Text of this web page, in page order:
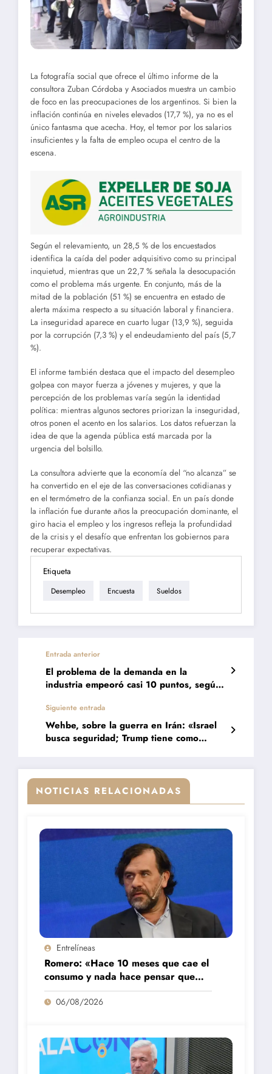
La fotografía social que ofrece el último informe de la
consultora Zuban Córdoba y Asociados muestra un cambio
de foco en las preocupaciones de los argentinos. Si bien la
inflación continúa en niveles elevados (17,7 %), ya no es el
único fantasma que acecha. Hoy, el temor por los salarios
insuficientes y la falta de empleo ocupa el centro de la
escena.
Según el relevamiento, un 28,5 % de los encuestados
identifica la caída del poder adquisitivo como su principal
inquietud, mientras que un 22,7 % señala la desocupación
como el problema más urgente. En conjunto, más de la
mitad de la población (51 %) se encuentra en estado de
alerta máxima respecto a su situación laboral y financiera.
La inseguridad aparece en cuarto lugar (13,9 %), seguida
por la corrupción (7,3 %) y el endeudamiento del país (5,7
%).
El informe también destaca que el impacto del desempleo
golpea con mayor fuerza a jóvenes y mujeres, y que la
percepción de los problemas varía según la identidad
política: mientras algunos sectores priorizan la inseguridad,
otros ponen el acento en los salarios. Los datos refuerzan la
idea de que la agenda pública está marcada por la
urgencia del bolsillo.
La consultora advierte que la economía del “no alcanza” se
ha convertido en el eje de las conversaciones cotidianas y
en el termómetro de la confianza social. En un país donde
la inflación fue durante años la preocupación dominante, el
giro hacia el empleo y los ingresos refleja la profundidad
de la crisis y el desafío que enfrentan los gobiernos para
recuperar expectativas.
Etiqueta
Desempleo Encuesta Sueldos
Entrada anterior
El problema de la demanda en la
industria empeoró casi 10 puntos, según
Siguiente entrada
Wehbe, sobre la guerra en Irán: «Israel
busca seguridad; Trump tiene como
NOTICIAS RELACIONADAS
Entrelíneas
Romero: «Hace 10 meses que cae el
consumo y nada hace pensar que
vaya a repuntar»
06/08/2026